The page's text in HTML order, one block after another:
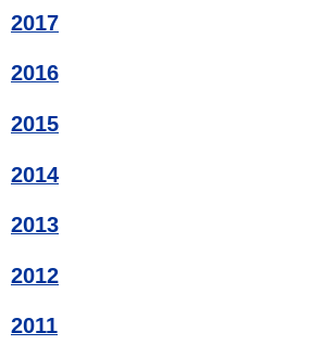
2017
2016
2015
2014
2013
2012
2011